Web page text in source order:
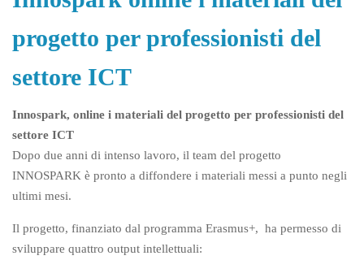
progetto per professionisti del
settore ICT
Innospark, online i materiali del progetto per professionisti del
settore ICT
Dopo due anni di intenso lavoro, il team del progetto
INNOSPARK è pronto a diffondere i materiali messi a punto negli
ultimi mesi.
Il progetto, finanziato dal programma Erasmus+, ha permesso di
sviluppare quattro output intellettuali: